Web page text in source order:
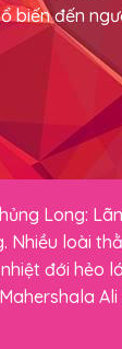
biến đến
Long:
Nhiều loài
đới hẻo
Ali